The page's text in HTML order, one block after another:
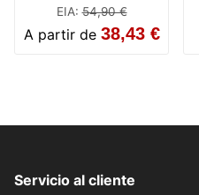
EIA:54,90 €
A partir de 38,43 €
Servicio al cliente